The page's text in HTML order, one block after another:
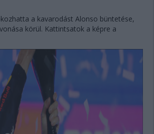
a kavarodást Alonso büntetése,
körül. Kattintsatok a képre a